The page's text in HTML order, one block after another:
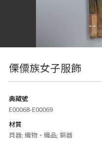
傈僳族女子服飾
典藏號
E00068-E00069
材質
貝器; 織物、織品; 銅器